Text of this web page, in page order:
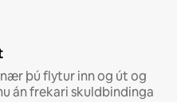
þú flytur inn og út og
án frekari skuldbindinga